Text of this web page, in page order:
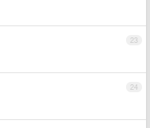
23
24